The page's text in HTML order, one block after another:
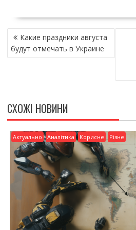
e
b
o
itt
er
ai
l
ді
и
и
НАВІГАЦІЯ
ЗАПИСІВ
Какие праздники августа
будут отмечать в Украине
СХОЖІ НОВИНИ
Актуально Аналітика Корисне Різне